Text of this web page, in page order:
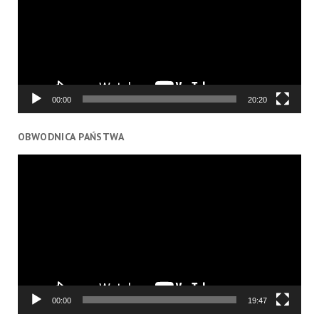
00:00 20:20
OBWODNICA PAŃSTWA
00:00 19:47